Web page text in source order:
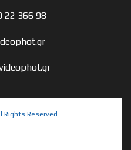
22 366 98
Rights Reserved